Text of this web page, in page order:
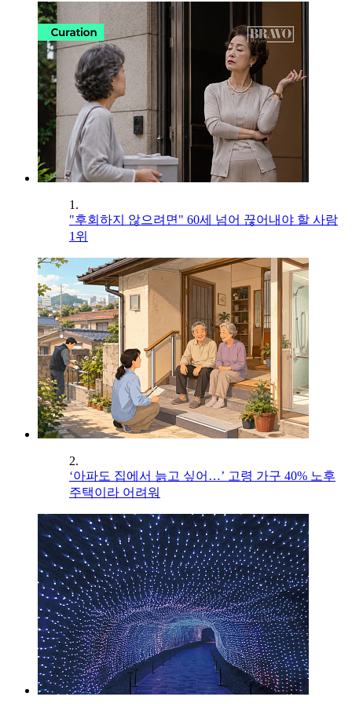
1.
"후회하지 않으려면" 60세 넘어 끊어내야 할 사람
1위
2.
‘아파도 집에서 늙고 싶어…’ 고령 가구 40% 노후
주택이라 어려워